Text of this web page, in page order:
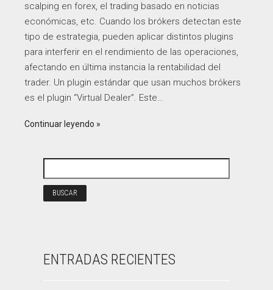
scalping en forex, el trading basado en noticias
económicas, etc. Cuando los brókers detectan este
tipo de estrategia, pueden aplicar distintos plugins
para interferir en el rendimiento de las operaciones,
afectando en última instancia la rentabilidad del
trader. Un plugin estándar que usan muchos brókers
es el plugin “Virtual Dealer”. Este…
Continuar leyendo
ENTRADAS RECIENTES